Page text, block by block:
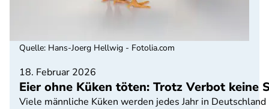
18. Februar 2026
Eier ohne Küken töten: Trotz Verbot keine
Viele männliche Küken werden jedes Jahr in
Quelle: Hans-Joerg Hellwig - Fotolia.com